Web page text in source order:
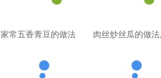
家常五香青豆的做法 肉丝炒丝瓜的做